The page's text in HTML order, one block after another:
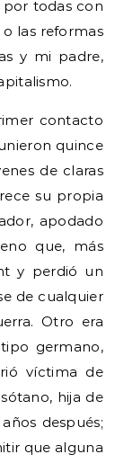
por todas con
o las reformas
y mi padre,
contacto
quince
de claras
su propia
apodado
que, más
y perdió un
de cualquier
Otro era
germano,
víctima de
hija de
después;
que alguna